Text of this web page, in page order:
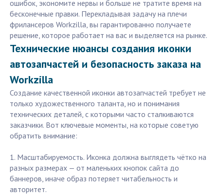
ошибок, экономите нервы и больше не тратите время на
бесконечные правки. Перекладывая задачу на плечи
фрилансеров Workzilla, вы гарантированно получаете
решение, которое работает на вас и выделяется на рынке.
Технические нюансы создания иконки
автозапчастей и безопасность заказа на
Workzilla
Создание качественной иконки автозапчастей требует не
только художественного таланта, но и понимания
технических деталей, с которыми часто сталкиваются
заказчики. Вот ключевые моменты, на которые советую
обратить внимание:
1. Масштабируемость. Иконка должна выглядеть чётко на
разных размерах — от маленьких кнопок сайта до
баннеров, иначе образ потеряет читабельность и
авторитет.